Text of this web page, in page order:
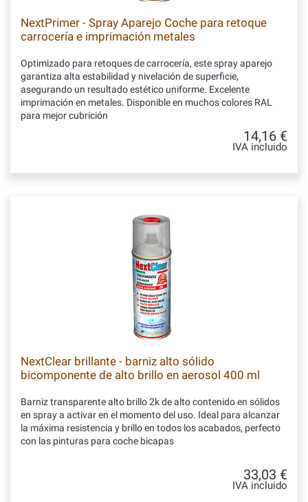
NextPrimer - Spray Aparejo Coche para retoque
carrocería e imprimación metales
Optimizado para retoques de carrocería, este spray aparejo
garantiza alta estabilidad y nivelación de superficie,
asegurando un resultado estético uniforme. Excelente
imprimación en metales. Disponible en muchos colores RAL
para mejor cubrición
14,16 €
IVA incluido
NextClear brillante - barniz alto sólido
bicomponente de alto brillo en aerosol 400 ml
Barniz transparente alto brillo 2k de alto contenido en sólidos
en spray a activar en el momento del uso. Ideal para alcanzar
la máxima resistencia y brillo en todos los acabados, perfecto
con las pinturas para coche bicapas
33,03 €
IVA incluido